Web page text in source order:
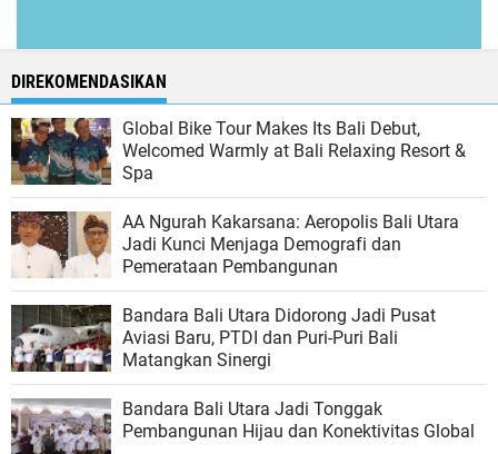
DIREKOMENDASIKAN
Global Bike Tour Makes Its Bali Debut,
Welcomed Warmly at Bali Relaxing Resort &
Spa
AA Ngurah Kakarsana: Aeropolis Bali Utara
Jadi Kunci Menjaga Demografi dan
Pemerataan Pembangunan
Bandara Bali Utara Didorong Jadi Pusat
Aviasi Baru, PTDI dan Puri-Puri Bali
Matangkan Sinergi
Bandara Bali Utara Jadi Tonggak
Pembangunan Hijau dan Konektivitas Global